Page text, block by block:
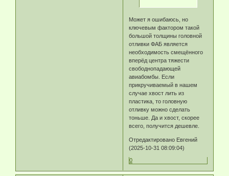
Может я ошибаюсь, но
ключевым фактором такой
большой толщины головной
отливки ФАБ является
необходимость смещённого
вперёд центра тяжести
свободнопадающей
авиабомбы. Если
прикручиваемый в нашем
случае хвост лить из
пластика, то головную
отливку можно сделать
тоньше. Да и хвост, скорее
всего, получится дешевле.
Отредактировано Eвгeний
(2025-10-31 08:09:04)
0